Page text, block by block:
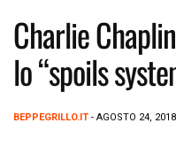
Charlie
lo “spoils
BEPPEGRILLO.IT - AGOSTO 24, 2018